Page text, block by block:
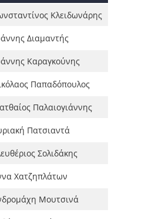
Κλειδωνάρης
Διαμαντής
Καραγκούνης
Παπαδόπουλος
Παλαιογιάννης
Πατσιαντά
Σολιδάκης
Χατζηπλάτων
Μουτσινά